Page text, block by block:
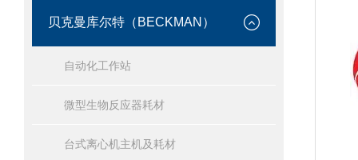
贝克曼库尔特（BECKMAN）
自动化工作站
微型生物反应器耗材
台式离心机主机及耗材